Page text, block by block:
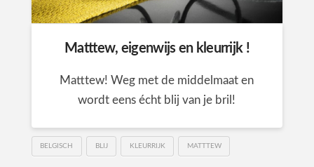
Matttew, eigenwijs en kleurrijk !
Matttew! Weg met de middelmaat en
wordt eens écht blij van je bril!
BELGISCH BLIJ KLEURRIJK MATTTEW